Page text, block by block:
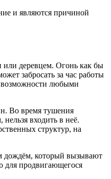
и являются причиной
или деревцем. Огонь как бы
забросать за час работы
возможности любыми
Во время тушения
входить в неё.
структур, на
дождём, который вызывают
для продвигающегося